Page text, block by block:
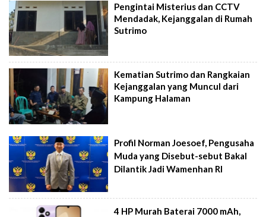
Pengintai Misterius dan CCTV
Mendadak, Kejanggalan di Rumah
Sutrimo
Kematian Sutrimo dan Rangkaian
Kejanggalan yang Muncul dari
Kampung Halaman
Profil Norman Joesoef, Pengusaha
Muda yang Disebut-sebut Bakal
Dilantik Jadi Wamenhan RI
4 HP Murah Baterai 7000 mAh,